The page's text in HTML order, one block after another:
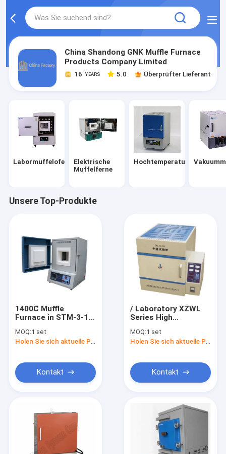
China Shandong GNK Muffle Furnace
Products Company Limited
16 YEARS 5.0 Überprüfter Lieferant
Labormuffelofen
Elektrische
Muffelferne
Hochtemperaturschleiföfen
Unsere Top-Produkte
1400C Muffle
Furnace in STM-3-14
Equipment
MOQ:1 set
Holen Sie sich aktuelle Preis
Kontakt
/ Laboratory XZWL
Series High
Furnace
MOQ:1 set
Holen Sie sich aktuelle Preis
Kontakt